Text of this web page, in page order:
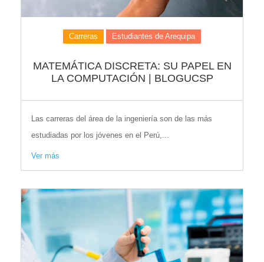
Carreras Estudiantes de Arequipa
MATEMÁTICA DISCRETA: SU PAPEL EN
LA COMPUTACIÓN | BLOGUCSP
Las carreras del área de la ingeniería son de las más
estudiadas por los jóvenes en el Perú,...
Ver más